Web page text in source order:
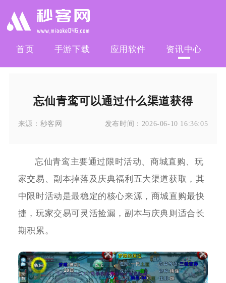
首页 手游下载 应用软件 资讯中心
忘仙青鸾可以通过什么渠道获得
来源： 秒客网 发布时间： 2026-06-10 16:36:05
忘仙青鸾主要通过限时活动、商城直购、玩
家交易、副本掉落及庆典福利五大渠道获取，其
中限时活动是最稳定的核心来源，商城直购最快
捷，玩家交易可灵活捡漏，副本与庆典则适合长
期积累。